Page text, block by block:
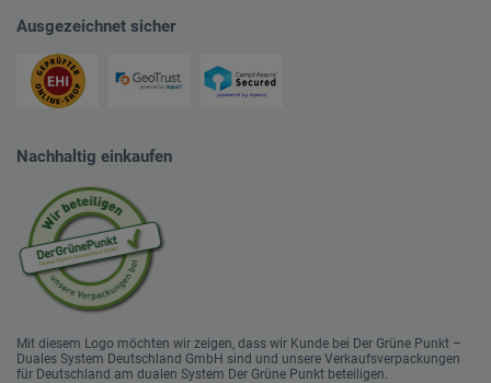
Ausgezeichnet sicher
Nachhaltig einkaufen
Mit diesem Logo möchten wir zeigen, dass wir Kunde bei Der Grüne Punkt –
Duales System Deutschland GmbH sind und unsere Verkaufsverpackungen
für Deutschland am dualen System Der Grüne Punkt beteiligen.